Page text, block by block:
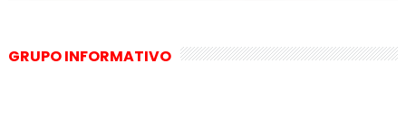
GRUPO INFORMATIVO